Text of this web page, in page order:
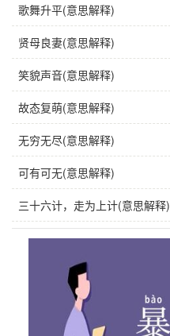
歌舞升平(意思解释)
贤母良妻(意思解释)
笑貌声音(意思解释)
故态复萌(意思解释)
无穷无尽(意思解释)
可有可无(意思解释)
三十六计，走为上计(意思解释)